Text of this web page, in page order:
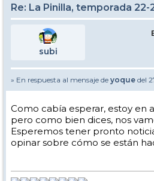
Re: La Pinilla, temporada 22-
subi
» En respuesta al mensaje de yoque del
Como cabía esperar, estoy en
pero como bien dices, nos
Esperemos tener pronto
opinar sobre cómo se están